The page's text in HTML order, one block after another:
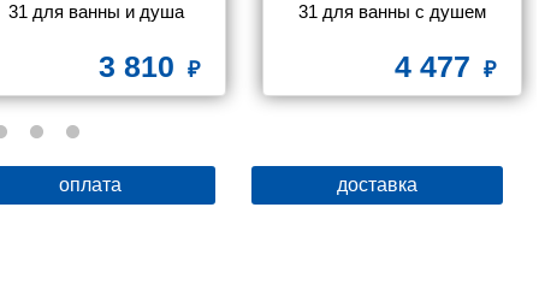
31 для ванны и душа
3 810
31 для ванны с душем
4 477
оплата доставка